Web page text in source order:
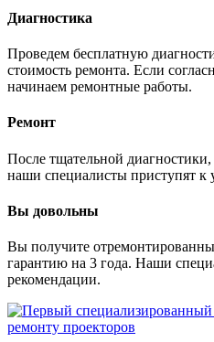
Диагностика
Проведем бесплатную
стоимость ремонта. Если
начинаем ремонтные работы.
Ремонт
После тщательной диагностики,
наши специалисты приступят к
Вы довольны
Вы получите
гарантию на 3 года. Наши
рекомендации.